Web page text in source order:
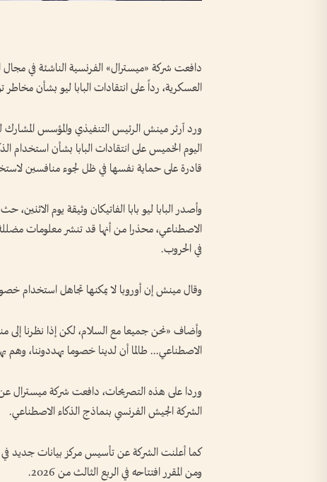
دافعت شركة «ميسترال» الفرنسية الناشئة في
العسكرية، رداً على انتقادات البابا ليو بشأن
ورد آرثر مينش الرئيس التنفيذي والمؤسس المشارك
اليوم ‌الخميس ​على انتقادات البابا بشأن استخدام
قادرة على حماية نفسها في ظل لجوء منافسين
وأصدر البابا ليو بابا الفاتيكان وثيقة يوم
الاصطناعي، محذرا من أنها قد تنشر معلومات
في الحروب.
وقال مينش إن أوروبا ‌لا يمكنها تجاهل استخدام
وأضاف «نحن جميعا مع السلام، لكن إذا نظرنا إلى
الاصطناعي... طالما أن لدينا خصوما يهددوننا، وهم
وردا على ‌هذه التصريحات، دافعت شركة ‌ميسترال
الشركة الجيش الفرنسي بنماذج الذكاء ​الاصطناعي.
ومن المقرر افتتاحه في الربع الثالث من 2026.